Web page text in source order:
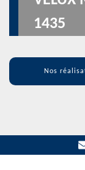
1435
Nos